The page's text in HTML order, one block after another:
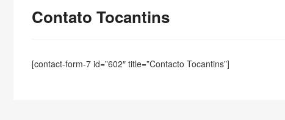
Contato Tocantins
[contact-form-7 id=”602″ title=”Contacto Tocantins”]